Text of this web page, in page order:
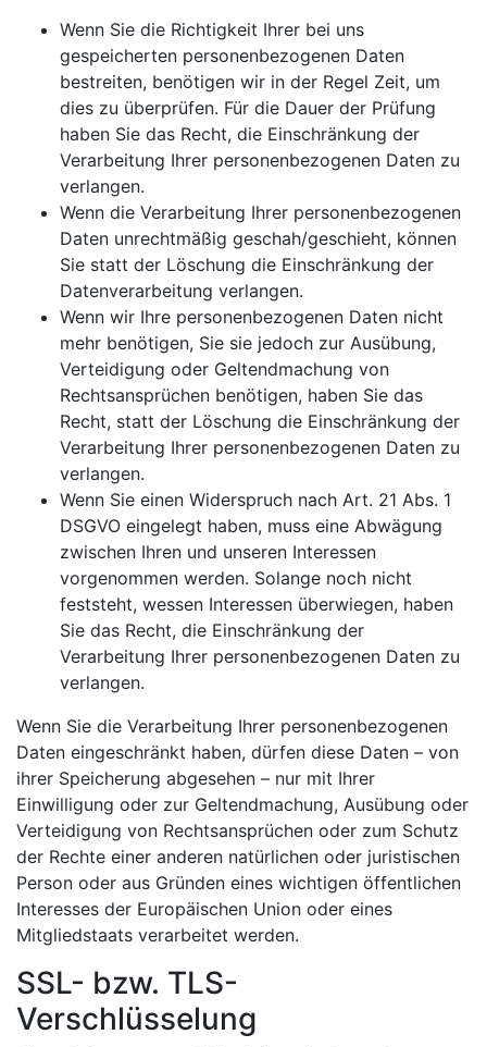
Wenn Sie die Richtigkeit Ihrer bei uns
gespeicherten personenbezogenen Daten
bestreiten, benötigen wir in der Regel Zeit, um
dies zu überprüfen. Für die Dauer der Prüfung
haben Sie das Recht, die Einschränkung der
Verarbeitung Ihrer personenbezogenen Daten zu
verlangen.
Wenn die Verarbeitung Ihrer personenbezogenen
Daten unrechtmäßig geschah/geschieht, können
Sie statt der Löschung die Einschränkung der
Datenverarbeitung verlangen.
Wenn wir Ihre personenbezogenen Daten nicht
mehr benötigen, Sie sie jedoch zur Ausübung,
Verteidigung oder Geltendmachung von
Rechtsansprüchen benötigen, haben Sie das
Recht, statt der Löschung die Einschränkung der
Verarbeitung Ihrer personenbezogenen Daten zu
verlangen.
Wenn Sie einen Widerspruch nach Art. 21 Abs. 1
DSGVO eingelegt haben, muss eine Abwägung
zwischen Ihren und unseren Interessen
vorgenommen werden. Solange noch nicht
feststeht, wessen Interessen überwiegen, haben
Sie das Recht, die Einschränkung der
Verarbeitung Ihrer personenbezogenen Daten zu
verlangen.
Wenn Sie die Verarbeitung Ihrer personenbezogenen
Daten eingeschränkt haben, dürfen diese Daten – von
ihrer Speicherung abgesehen – nur mit Ihrer
Einwilligung oder zur Geltendmachung, Ausübung oder
Verteidigung von Rechtsansprüchen oder zum Schutz
der Rechte einer anderen natürlichen oder juristischen
Person oder aus Gründen eines wichtigen öffentlichen
Interesses der Europäischen Union oder eines
Mitgliedstaats verarbeitet werden.
SSL- bzw. TLS-
Verschlüsselung